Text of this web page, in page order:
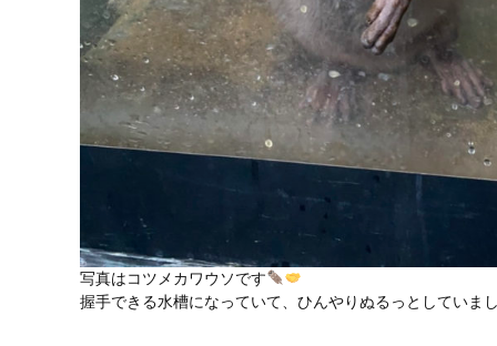
写真はコツメカワウソです
握手できる水槽になっていて、ひんやりぬるっとしていま